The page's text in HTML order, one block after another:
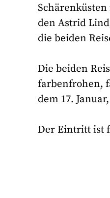
den Astrid
die beiden
Die beiden
farbenfrohen,
dem 17.
Der Eintritt ist